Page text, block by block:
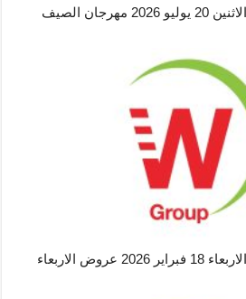
الصيف
الاربعاء